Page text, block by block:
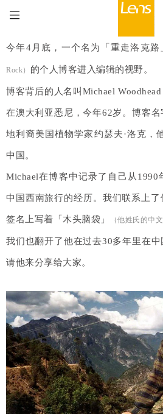
今年4月底，一个名为 「重走洛克路
Rock） 的个人博客进入编辑的视野。
博客背后的人名叫Michael
在澳大利亚悉尼，今年62岁。 博客名
地利裔美国植物学家约瑟夫·洛克 ，
中国 。
Michael在博客中记录了自己从1990
中国西南旅行的经历。我们联系上
签名上写着「木头脑袋」 （他姓氏的中
我们也翻开了他在过去30多年里在
请他来分享给大家。